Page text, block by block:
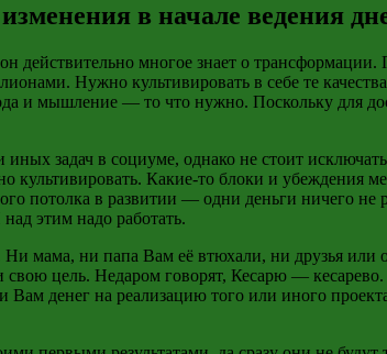
в начале ведения
действительно многое знает о трансформации.
Нужно культивировать в себе те
и мышление — то что нужно. Поскольку для
задач в социуме, однако не стоит
Какие-то блоки и убеждения
потолка в развитии — одни деньги
этим надо работать.
Ни мама, ни папа Вам её втюхали, ни друзья или
цель. Недаром говорят, Кесарю — кесарево.
Вам денег на реализацию того или иного